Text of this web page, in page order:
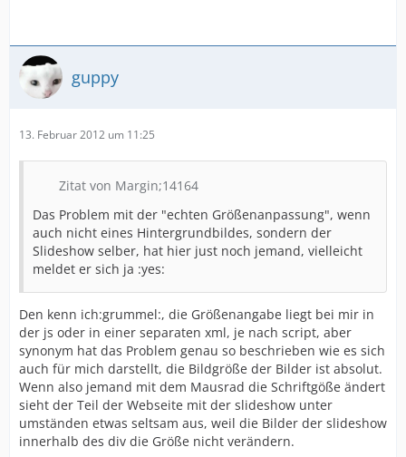
guppy
13. Februar 2012 um 11:25
Zitat von Margin;14164
Das Problem mit der "echten Größenanpassung", wenn
auch nicht eines Hintergrundbildes, sondern der
Slideshow selber, hat hier just noch jemand, vielleicht
meldet er sich ja :yes:
Den kenn ich:grummel:, die Größenangabe liegt bei mir in
der js oder in einer separaten xml, je nach script, aber
synonym hat das Problem genau so beschrieben wie es sich
auch für mich darstellt, die Bildgröße der Bilder ist absolut.
Wenn also jemand mit dem Mausrad die Schriftgöße ändert
sieht der Teil der Webseite mit der slideshow unter
umständen etwas seltsam aus, weil die Bilder der slideshow
innerhalb des div die Größe nicht verändern.